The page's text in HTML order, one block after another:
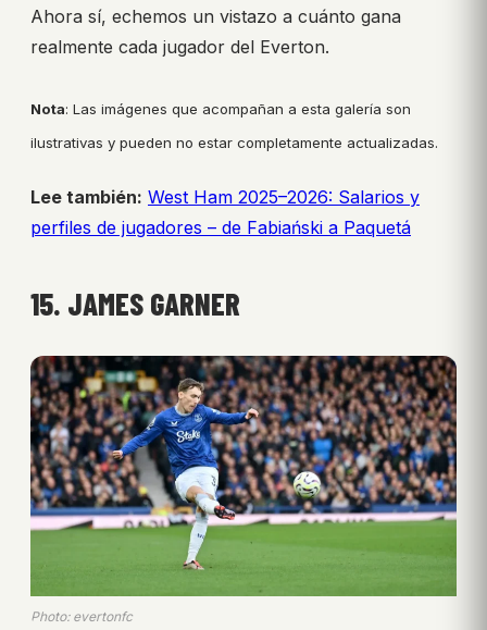
Ahora sí, echemos un vistazo a cuánto gana
realmente cada jugador del Everton.
Nota: Las imágenes que acompañan a esta galería son
ilustrativas y pueden no estar completamente actualizadas.
Lee también: West Ham 2025–2026: Salarios y
perfiles de jugadores – de Fabiański a Paquetá
15. JAMES GARNER
Photo: evertonfc